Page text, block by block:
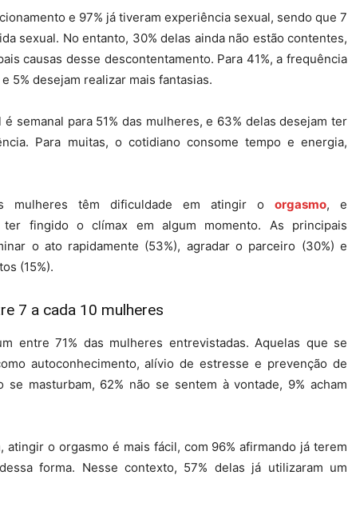
e 97% já tiveram experiência sexual, sendo que 7
sexual. No entanto, 30% delas ainda não estão contentes,
causas desse descontentamento. Para 41%, a frequência
5% desejam realizar mais fantasias.
semanal para 51% das mulheres, e 63% delas desejam ter
Para muitas, o cotidiano consome tempo e energia,
mulheres têm dificuldade em atingir o orgasmo, e
ter fingido o clímax em algum momento. As principais
o ato rapidamente (53%), agradar o parceiro (30%) e
(15%).
7 a cada 10 mulheres
entre 71% das mulheres entrevistadas. Aquelas que se
autoconhecimento, alívio de estresse e prevenção de
se masturbam, 62% não se sentem à vontade, 9% acham
atingir o orgasmo é mais fácil, com 96% afirmando já terem
forma. Nesse contexto, 57% delas já utilizaram um